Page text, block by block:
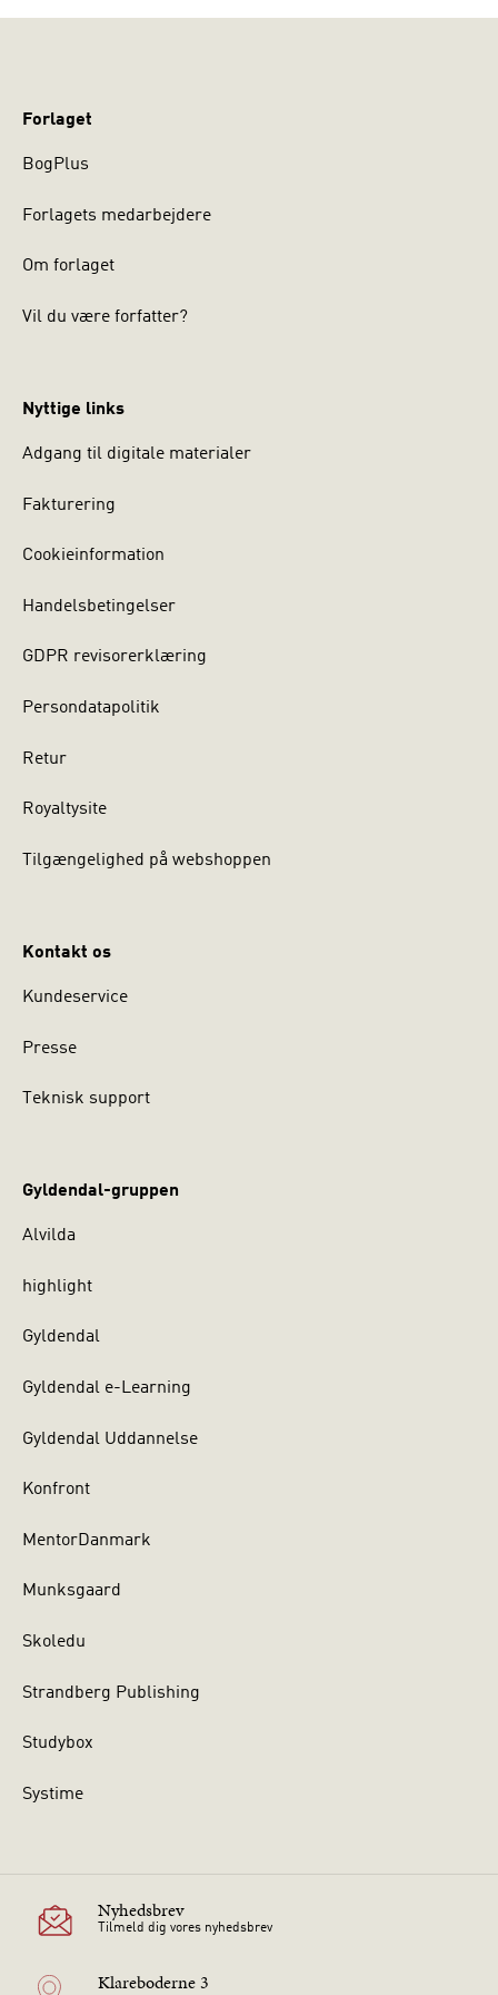
Forlaget
BogPlus
Forlagets medarbejdere
Om forlaget
Vil du være forfatter?
Nyttige links
Adgang til digitale materialer
Fakturering
Cookieinformation
Handelsbetingelser
GDPR revisorerklæring
Persondatapolitik
Retur
Royaltysite
Tilgængelighed på webshoppen
Kontakt os
Kundeservice
Presse
Teknisk support
Gyldendal-gruppen
Alvilda
highlight
Gyldendal
Gyldendal e-Learning
Gyldendal Uddannelse
Konfront
MentorDanmark
Munksgaard
Skoledu
Strandberg Publishing
Studybox
Systime
Nyhedsbrev
Tilmeld dig vores nyhedsbrev
Klareboderne 3